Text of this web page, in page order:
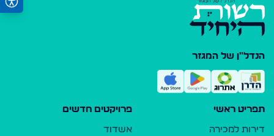
הנדל"ן של המגזר
תפריט ראשי
דירות למכירה
פרויקטים חדשים
אשדוד